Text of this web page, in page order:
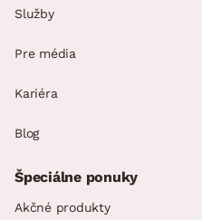
Služby
Pre média
Kariéra
Blog
Špeciálne ponuky
Akčné produkty